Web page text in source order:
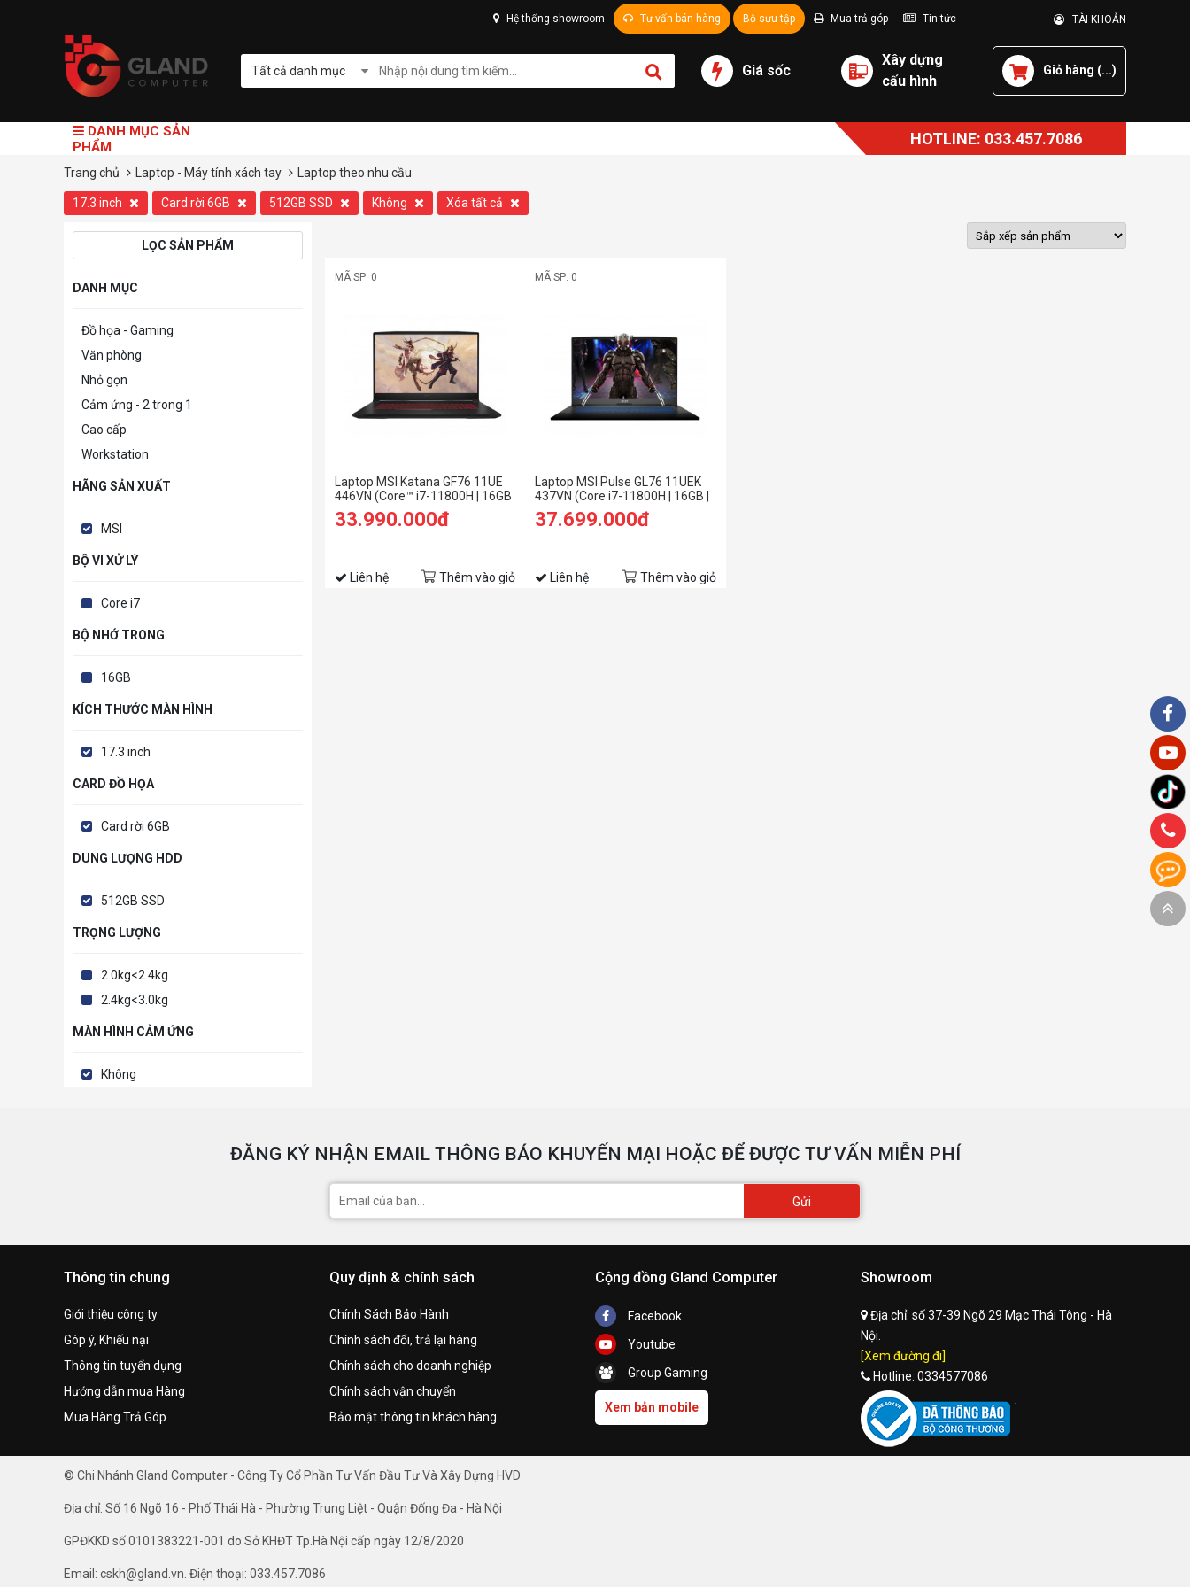
Hệ thống showroom Tư vấn bán hàng Bộ sưu tập Mua trả góp Tin tức TÀI KHOẢN
Tất cả danh mục Giá sốc
Xây dựng
cấu hình
Giỏ hàng (...)
DANH MỤC SẢN
PHẨM
HOTLINE: 033.457.7086
Trang chủ Laptop - Máy tính xách tay Laptop theo nhu cầu
17.3 inch Card rời 6GB 512GB SSD Không Xóa tất cả
LỌC SẢN PHẨM
DANH MỤC
Đồ họa - Gaming
Văn phòng
Nhỏ gọn
Cảm ứng - 2 trong 1
Cao cấp
Workstation
HÃNG SẢN XUẤT
MSI
BỘ VI XỬ LÝ
Core i7
BỘ NHỚ TRONG
16GB
KÍCH THƯỚC MÀN HÌNH
17.3 inch
CARD ĐỒ HỌA
Card rời 6GB
DUNG LƯỢNG HDD
512GB SSD
TRỌNG LƯỢNG
2.0kg<2.4kg
2.4kg<3.0kg
MÀN HÌNH CẢM ỨNG
Không
MÃ SP: 0
Laptop MSI Katana GF76 11UE
446VN (Core™ i7-11800H | 16GB
| 512GB | RTX 3060 6GB | 17.3
inch FHD | Win 11 | Đen)
33.990.000đ
Liên hệ Thêm vào giỏ
MÃ SP: 0
Laptop MSI Pulse GL76 11UEK
437VN (Core i7-11800H | 16GB |
512GB SSD | RTX 3060 6GB |
17.3 inch FHD | Win 10 | Xám)
37.699.000đ
Liên hệ Thêm vào giỏ
ĐĂNG KÝ NHẬN EMAIL THÔNG BÁO KHUYẾN MẠI HOẶC ĐỂ ĐƯỢC TƯ VẤN MIỄN PHÍ
Gửi
Thông tin chung
Giới thiệu công ty
Góp ý, Khiếu nại
Thông tin tuyển dụng
Hướng dẫn mua Hàng
Mua Hàng Trả Góp
Quy định & chính sách
Chính Sách Bảo Hành
Chính sách đổi, trả lại hàng
Chính sách cho doanh nghiệp
Chính sách vận chuyển
Bảo mật thông tin khách hàng
Cộng đồng Gland Computer
Facebook
Youtube
Group Gaming
Xem bản mobile
Showroom
Địa chỉ: số 37-39 Ngõ 29 Mạc Thái Tông - Hà
Nội.
[Xem đường đi]
Hotline: 0334577086
© Chi Nhánh Gland Computer - Công Ty Cổ Phần Tư Vấn Đầu Tư Và Xây Dựng HVD
Địa chỉ: Số 16 Ngõ 16 - Phố Thái Hà - Phường Trung Liệt - Quận Đống Đa - Hà Nội
GPĐKKD số 0101383221-001 do Sở KHĐT Tp.Hà Nội cấp ngày 12/8/2020
Email: cskh@gland.vn. Điện thoại: 033.457.7086